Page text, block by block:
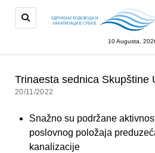
10 Augusta,
Trinaesta sednica Skupštine
20/11/2022
Snažno su podržane
poslovnog položaja
kanalizacije